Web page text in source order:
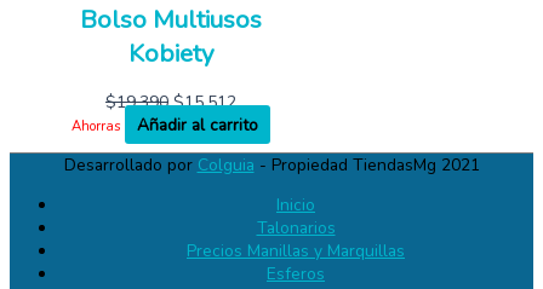
Bolso Multiusos
Kobiety
$19,390 $15,512
Ahorras
Añadir al carrito
Desarrollado por Colguia - Propiedad TiendasMg 2021
Inicio
Talonarios
Precios Manillas y Marquillas
Esferos